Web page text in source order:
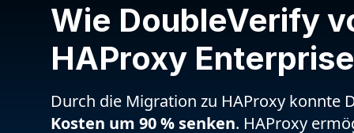
Wie DoubleVerify
HAProxy
Durch die Migration zu HAProxy konnte
Kosten um 90 % senken. HAProxy